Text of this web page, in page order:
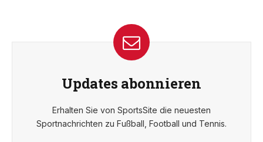
Updates abonnieren
Erhalten Sie von SportsSite die neuesten
Sportnachrichten zu Fußball, Football und Tennis.